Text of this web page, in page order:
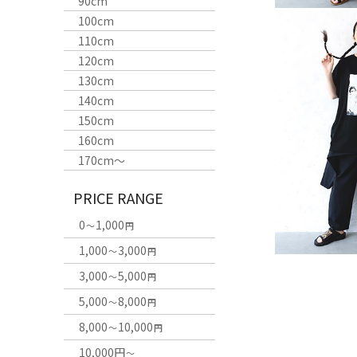
100cm
110cm
120cm
130cm
140cm
150cm
160cm
170cm〜
PRICE RANGE
0～1,000円
1,000～3,000円
3,000～5,000円
5,000～8,000円
8,000～10,000円
10,000円～